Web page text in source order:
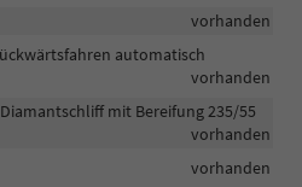
vorhanden
automatisch
vorhanden
mit Bereifung 235/55
vorhanden
vorhanden